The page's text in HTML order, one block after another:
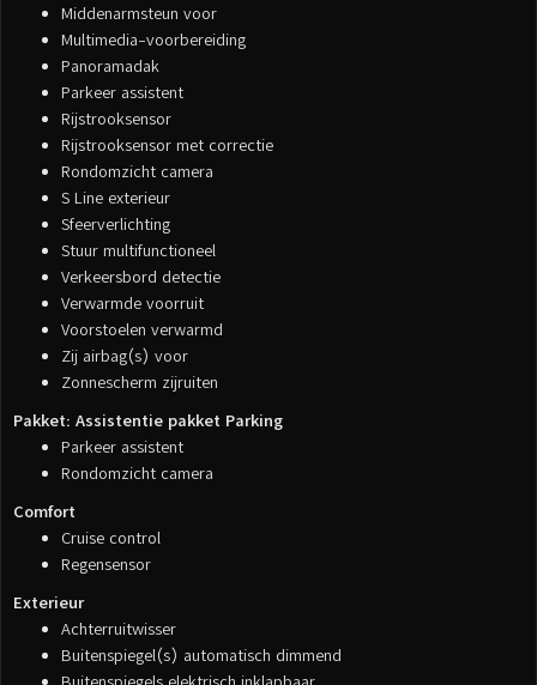
Middenarmsteun voor
Multimedia-voorbereiding
Panoramadak
Parkeer assistent
Rijstrooksensor
Rijstrooksensor met correctie
Rondomzicht camera
S Line exterieur
Sfeerverlichting
Stuur multifunctioneel
Verkeersbord detectie
Verwarmde voorruit
Voorstoelen verwarmd
Zij airbag(s) voor
Zonnescherm zijruiten
Pakket: Assistentie pakket Parking
Parkeer assistent
Rondomzicht camera
Comfort
Cruise control
Regensensor
Exterieur
Achterruitwisser
Buitenspiegel(s) automatisch dimmend